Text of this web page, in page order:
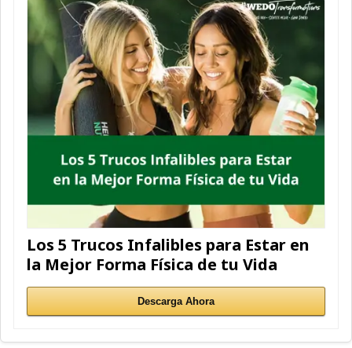
Los 5 Trucos Infalibles para Estar en
la Mejor Forma Física de tu Vida
Descarga Ahora